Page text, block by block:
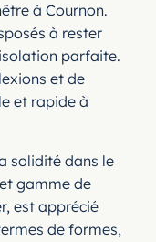
à Cournon.
à rester
parfaite.
et de
et rapide à
solidité dans le
gamme de
est apprécié
de formes,